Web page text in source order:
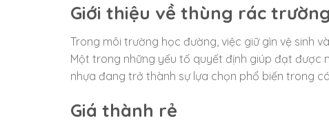
Giới thiệu về thùng rác
Trong môi trường học đường, việc giữ gìn vệ sinh
Một trong những yếu tố quyết định giúp đạt được
nhựa đang trở thành sự lựa chọn phổ biến trong
Giá thành rẻ